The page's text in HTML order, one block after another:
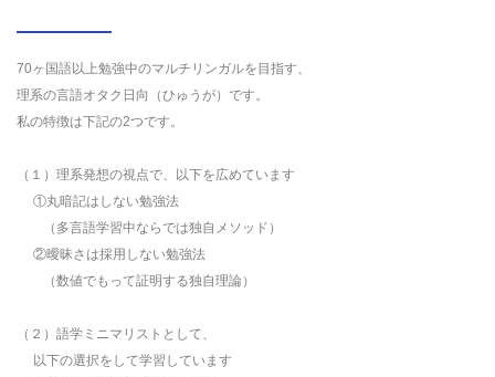
70ヶ国語以上勉強中のマルチリンガルを目指す、
理系の言語オタク日向（ひゅうが）です。
私の特徴は下記の2つです。
（１）理系発想の視点で、以下を広めています
①丸暗記はしない勉強法
（多言語学習中ならでは独自メソッド）
②曖昧さは採用しない勉強法
（数値でもって証明する独自理論）
（２）語学ミニマリストとして、
以下の選択をして学習しています